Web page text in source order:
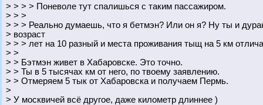
> > > > Поневоле тут спалишься с таким пассажиром.
> > >
> > > Реально думаешь, что я бетмэн? Или он я? Ну ты и
> возраст
> > > лет на 10 разный и места проживания тыщ на 5 км
> >
> > Бэтмэн живет в Хабаровске. Это точно.
> > Ты в 5 тысячах км от него, по твоему заявлению.
> > Отмеряем 5 тык от Хабаровска и получаем Пермь.
>
> У москвичей всё другое, даже километр длиннее )